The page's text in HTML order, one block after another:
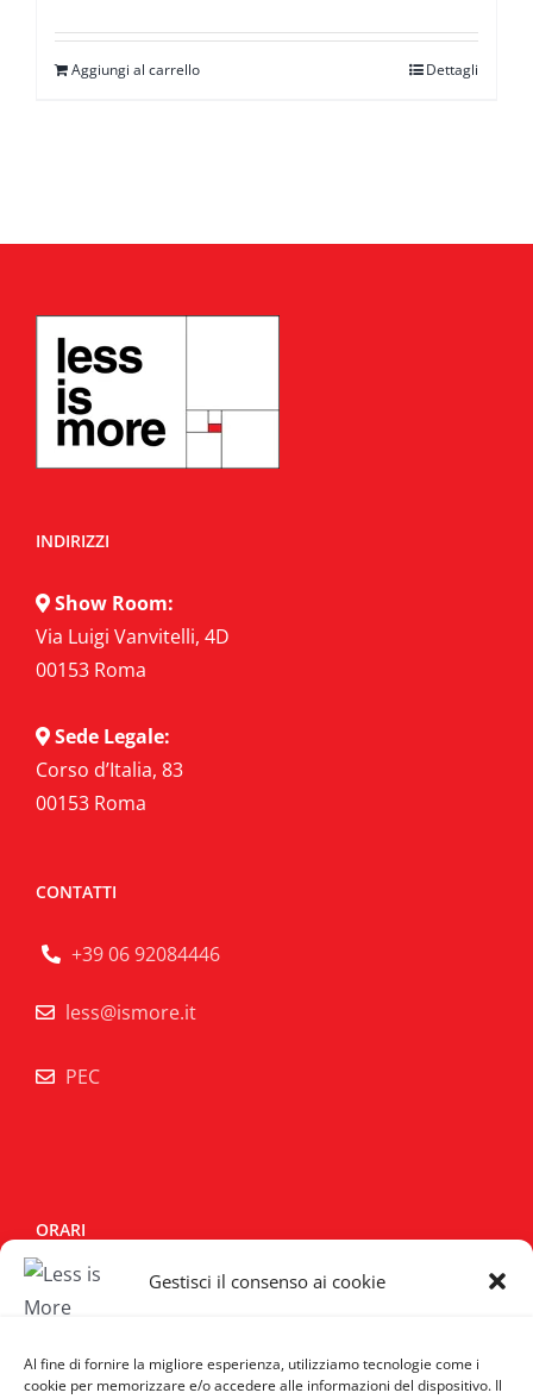
Gestisci il consenso ai cookie
Al fine di fornire la migliore esperienza, utilizziamo tecnologie come i
cookie per memorizzare e/o accedere alle informazioni del dispositivo. Il
Aggiungi al carrello Dettagli
INDIRIZZI
Show Room:
Via Luigi Vanvitelli, 4D
00153 Roma
Sede Legale:
Corso d’Italia, 83
00153 Roma
CONTATTI
+39 06 92084446
less@ismore.it
PEC
ORARI
10:00/14:00 - 15:30/19:30